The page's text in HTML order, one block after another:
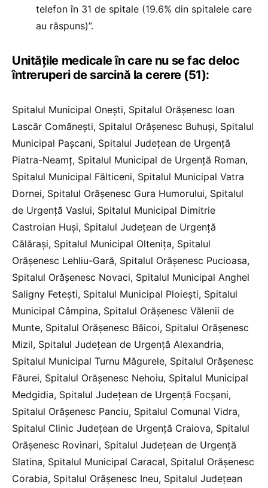
telefon în 31 de spitale (19.6% din spitalele care
au răspuns)”.
Unitățile medicale în care nu se fac deloc
întreruperi de sarcină la cerere (51):
Spitalul Municipal Onești, Spitalul Orășenesc Ioan
Lascăr Comănești, Spitalul Orășenesc Buhuși, Spitalul
Municipal Pașcani, Spitalul Județean de Urgență
Piatra-Neamț, Spitalul Municipal de Urgență Roman,
Spitalul Municipal Fălticeni, Spitalul Municipal Vatra
Dornei, Spitalul Orășenesc Gura Humorului, Spitalul
de Urgență Vaslui, Spitalul Municipal Dimitrie
Castroian Huși, Spitalul Județean de Urgență
Călărași, Spitalul Municipal Oltenița, Spitalul
Orășenesc Lehliu-Gară, Spitalul Orășenesc Pucioasa,
Spitalul Orășenesc Novaci, Spitalul Municipal Anghel
Saligny Fetești, Spitalul Municipal Ploiești, Spitalul
Municipal Câmpina, Spitalul Orășenesc Vălenii de
Munte, Spitalul Orășenesc Băicoi, Spitalul Orășenesc
Mizil, Spitalul Județean de Urgență Alexandria,
Spitalul Municipal Turnu Măgurele, Spitalul Orășenesc
Făurei, Spitalul Orășenesc Nehoiu, Spitalul Municipal
Medgidia, Spitalul Județean de Urgență Focșani,
Spitalul Orășenesc Panciu, Spitalul Comunal Vidra,
Spitalul Clinic Județean de Urgență Craiova, Spitalul
Orășenesc Rovinari, Spitalul Județean de Urgență
Slatina, Spitalul Municipal Caracal, Spitalul Orășenesc
Corabia, Spitalul Orășenesc Ineu, Spitalul Județean